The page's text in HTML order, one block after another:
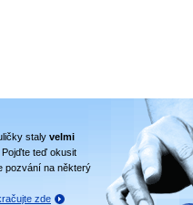
staly velmi
teď okusit
pozvání na některý
zde